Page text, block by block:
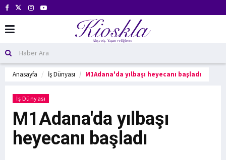
Anasayfa İş Dünyası M1Adana'da yılbaşı heyecanı başladı
İş Dünyası
M1Adana'da yılbaşı
heyecanı başladı